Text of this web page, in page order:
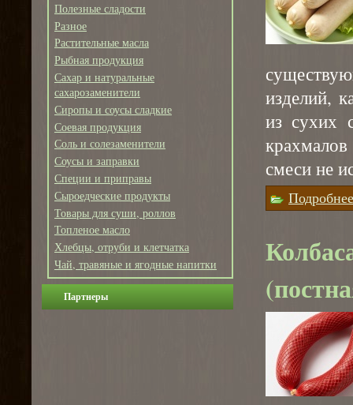
Полезные сладости
Разное
Растительные масла
Рыбная продукция
Сахар и натуральные
сахарозаменители
Сиропы и соусы сладкие
Соевая продукция
Соль и солезаменители
Соусы и заправки
Специи и приправы
Сыроедческие продукты
Товары для суши, роллов
Топленое масло
Хлебцы, отруби и клетчатка
Чай, травяные и ягодные напитки
Партнеры
изделий,
из сухих
смеси не
Подробнее